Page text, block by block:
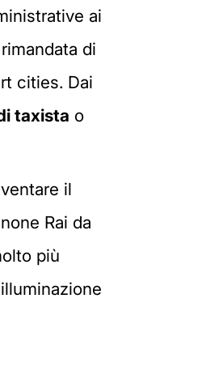
ai
di
cities. Dai
taxista o
il
Rai da
più